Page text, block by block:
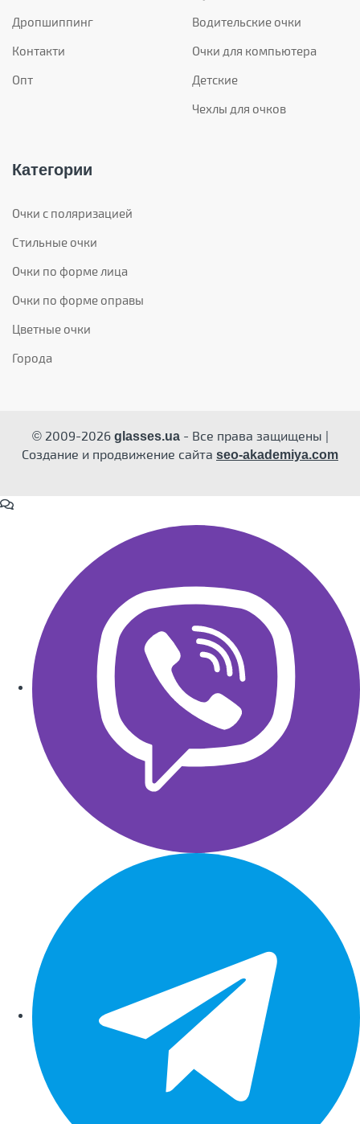
Дропшиппинг
Контакти
Опт
Водительские очки
Очки для компьютера
Детские
Чехлы для очков
Категории
Очки с поляризацией
Стильные очки
Очки по форме лица
Очки по форме оправы
Цветные очки
Города
© 2009-2026glasses.ua- Все права защищены |
Создание и продвижение сайта seo-akademiya.com